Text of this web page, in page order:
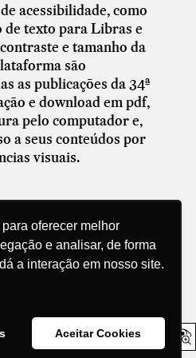
oferecer melhor
e analisar, de forma
a interação em nosso site.
Aceitar Cookies
acessibilidade, como
texto para Libras e
e tamanho da
são
as publicações da 34ª
e download em pdf,
pelo computador e,
a seus conteúdos por
visuais.